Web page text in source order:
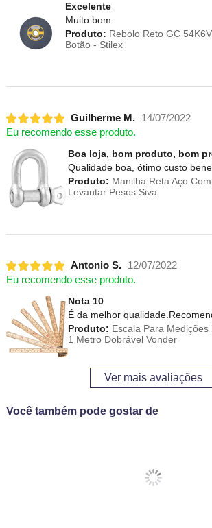
Excelente
Muito bom
Produto: Rebolo Reto GC
Botão - Stilex
Guilherme M.
14/07/2022
Eu recomendo esse produto.
Boa loja, bom produto, bom
Qualidade boa, ótimo custo
Produto: Manilha Reta Aço
Levantar Pesos Siva
Antonio S.
12/07/2022
Eu recomendo esse produto.
Nota 10
É da melhor
Produto: Escala Para
1 Metro Dobrável Vonder
Ver mais avaliações
Você também pode gostar de